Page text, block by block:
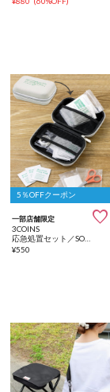
5％OFFクーポン
一部店舗限定 
3COINS
¥550